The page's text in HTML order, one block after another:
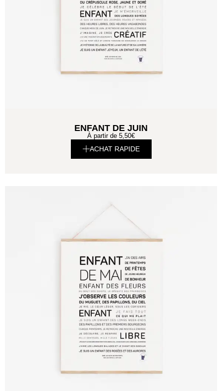
ENFANT DE JUIN
À partir de 5,50€
ACHAT RAPIDE